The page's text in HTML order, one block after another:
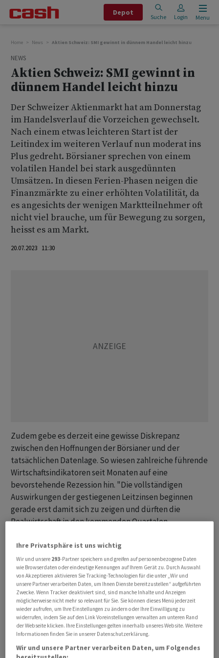
Depot
Suche Login Menu
Home News Aktien Schweiz: SMI gewinnt in dünnem Handel leicht hinzu
NEWS
Aktien Schweiz: SMI gewinnt in
dünnem Handel leicht hinzu
Der Schweizer Aktienmarkt hat am Donnerstag
im Handelsverlauf die Vorzeichen gewechselt.
Nach einem etwas leichteren Start ist der
Leitindex im weiteren Verlauf nun moderat ins
Plus gedreht. Börsianer sprechen von einem
volatilen Handel bei stark ausgedünnten
Umsätzen. In diesen Ferien-Phasen neigen die
Finanzmärkte zu einer erhöhten Volatilität, da
es angesichts der wenigen Marktteilnehmer oft
nicht viel brauche, um für Bewegung zu sorgen,
heisst es am Markt.
20.07.2023 11:30
Zudem gebe es derzeit eine gewisse Diskrepanz
zwischen den Hoffnungen der Börsianer und der
tatsächlichen Datenlage. So wiesen zahlreiche führende
Wirtschaftsindikatoren seit Monaten auf eine
bevorstehende Rezession hin. "Die vollständigen
Auswirkungen der gestiegenen Leitzinsen beginnen
gerade erst damit sich zu zeigen und dürften die
Realwirtschaft in den kommenden Quartalen
Experte. Allerdings erweise sich die Wirtschaft bisher als
recht belastbar, was wiederum die Optimisten auf den
Plan rufe. Zudem war zuletzt die Hoffnung wieder
aufgekeimt, dass die Notenbanken Fed und EZB nach
einer weiteren Erhöhungsrunde kommende Woche ein
Ende des Erhöhungszyklus in Aussicht stellen werden.
Der SMI gewinnt gegen 11.15 Uhr 0,26 Prozent auf
11'148,64 Punkte. Der SLI, in dem die 30 wichtigsten
Aktien enthalten sind, steigt um 0,22 Prozent auf
Ihre Privatsphäre ist uns wichtig
Wir und unsere 293-Partner speichern und greifen auf personenbezogene Daten
wie Browserdaten oder eindeutige Kennungen auf Ihrem Gerät zu. Durch Auswahl
von Akzeptieren aktivieren Sie Tracking-Technologien für die unter „Wir und
unsere Partner verarbeiten Daten, um Ihnen Dienste bereitzustellen“ aufgeführten
Zwecke. Wenn Tracker deaktiviert sind, sind manche Inhalte und Anzeigen
möglicherweise nicht mehr so relevant für Sie. Sie können dieses Menü jederzeit
wieder aufrufen, um Ihre Einstellungen zu ändern oder Ihre Einwilligung zu
widerrufen, indem Sie auf den Link Voreinstellungen verwalten am unteren Rand
der Webseite klicken. Ihre Einstellungen gelten innerhalb unseres Website. Weitere
Informationen finden Sie in unserer Datenschutzerklärung.
Wir und unsere Partner verarbeiten Daten, um Folgendes